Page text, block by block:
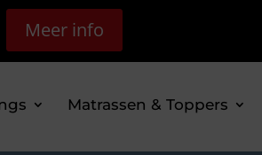
Meer info
Matrassen & Toppers